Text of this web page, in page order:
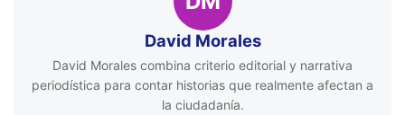
David Morales
David Morales combina criterio editorial y narrativa
periodística para contar historias que realmente afectan a
la ciudadanía.